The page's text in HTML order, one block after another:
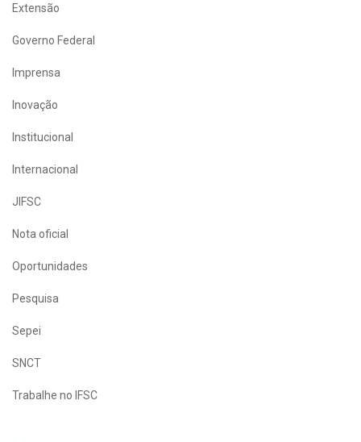
Extensão
Governo Federal
Imprensa
Inovação
Institucional
Internacional
JIFSC
Nota oficial
Oportunidades
Pesquisa
Sepei
SNCT
Trabalhe no IFSC